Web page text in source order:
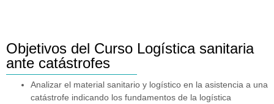
Objetivos del Curso Logística sanitaria
ante catástrofes
Analizar el material sanitario y logístico en la asistencia a una
catástrofe indicando los fundamentos de la logística